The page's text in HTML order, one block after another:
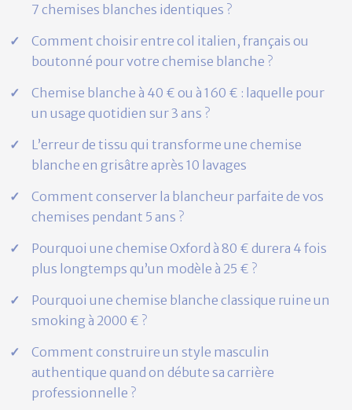
7 chemises blanches identiques ?
Comment choisir entre col italien, français ou
boutonné pour votre chemise blanche ?
Chemise blanche à 40 € ou à 160 € : laquelle pour
un usage quotidien sur 3 ans ?
L’erreur de tissu qui transforme une chemise
blanche en grisâtre après 10 lavages
Comment conserver la blancheur parfaite de vos
chemises pendant 5 ans ?
Pourquoi une chemise Oxford à 80 € durera 4 fois
plus longtemps qu’un modèle à 25 € ?
Pourquoi une chemise blanche classique ruine un
smoking à 2000 € ?
Comment construire un style masculin
authentique quand on débute sa carrière
professionnelle ?